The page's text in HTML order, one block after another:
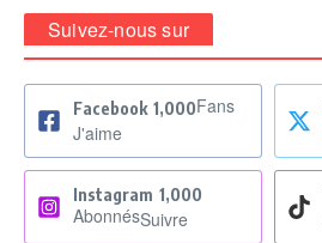
Suivez-nous sur
Facebook 1,000Fans
J'aime
Instagram 1,000
AbonnésSuivre